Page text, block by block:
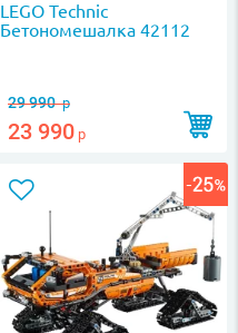
LEGO Technic
Бетономешалка 42112
29 990р
23 990 р